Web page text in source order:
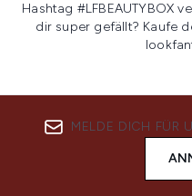
Hashtag #LFBEAUTYBOX
dir super gefällt? Kaufe
MELDE DICH FÜR